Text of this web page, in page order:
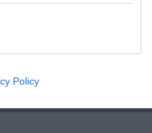
Policy